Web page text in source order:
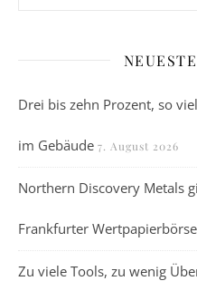
Drei bis zehn Prozent, so
im Gebäude 7. August 2026
Northern Discovery Metals
Frankfurter
Zu viele Tools, zu wenig